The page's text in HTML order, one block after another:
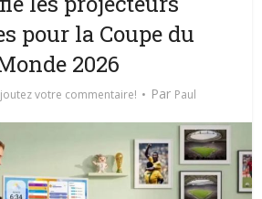
pour la Coupe du
2026
votre commentaire! Par Paul